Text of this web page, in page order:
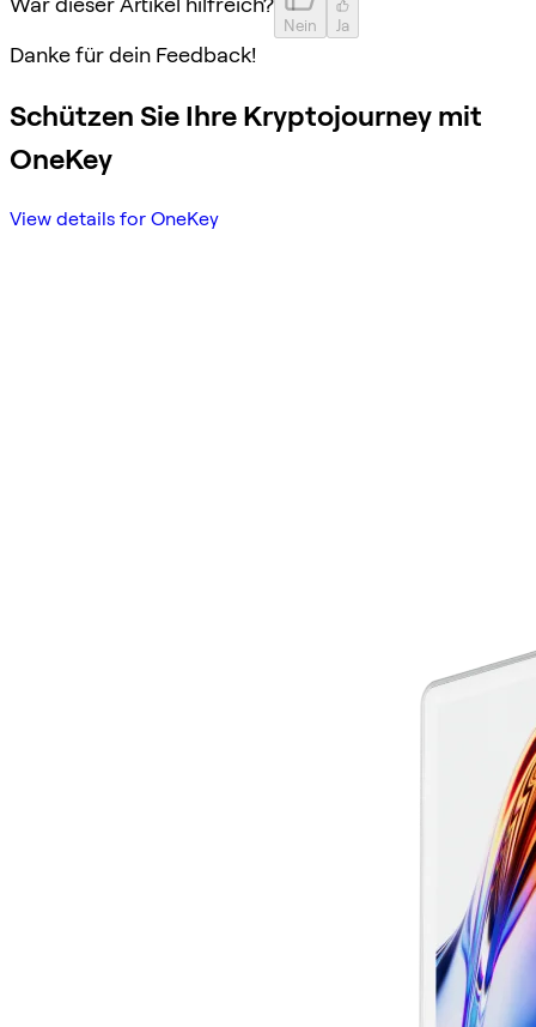
Nein Ja
Danke für dein Feedback!
Schützen Sie Ihre Kryptojourney mit
OneKey
View details for OneKey